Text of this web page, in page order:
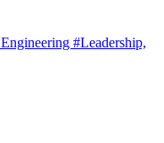
#Leadership,